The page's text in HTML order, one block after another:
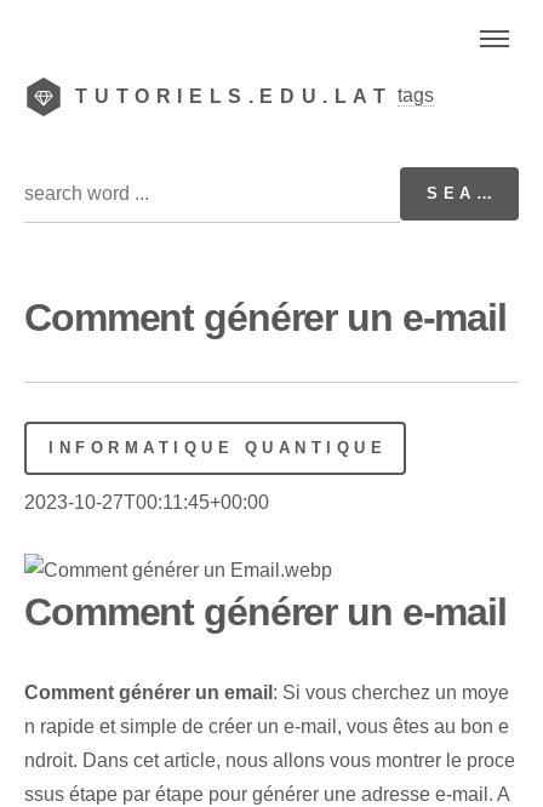
TUTORIELS.EDU.LAT tags
Comment générer un e-mail
INFORMATIQUE QUANTIQUE
2023-10-27T00:11:45+00:00
Comment générer un e-mail
Comment ⁢générer⁣ un email : Si vous cherchez un moye
n rapide ⁢et ⁤simple‌ de créer un ⁢e-mail, vous êtes au bon e
ndroit. Dans cet article, nous allons vous montrer le proce
ssus étape par étape pour générer une adresse e-mail. A